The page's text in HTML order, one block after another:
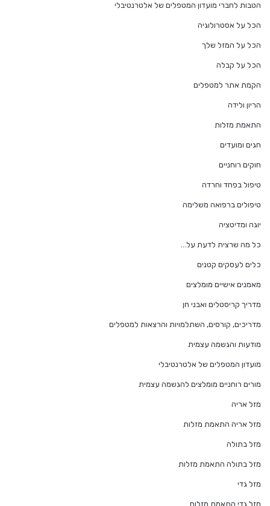
הטבות לחברי מועדון המטפלים של אלטרנטיבלי
הכל על אסטרולוגיה
הכל על המזל שלך
הכל על קבלה
הקמת אתר למטפלים
הריון ולידה
התאמת מזלות
חגים ומועדים
חוקים רוחניים
טיפול בפחד וחרדה
טיפולים ברפואה משלימה
יוגה ומדיטציה
כל מה שרצית לדעת על…
כלים לעסקים קטנים
מאמנים אישיים מומלצים
מדריך קריסטלים ואבני חן
מדריכים, קורסים, השתלמויות והרצאות למטפלים
מודעות והגשמה עצמית
מועדון המטפלים של אלטרנטיבלי
מורים רוחניים מומלצים להגשמה עצמית
מזל אריה
מזל אריה התאמת מזלות
מזל בתולה
מזל בתולה התאמת מזלות
מזל גדי
מזל גדי התאמת מזלות